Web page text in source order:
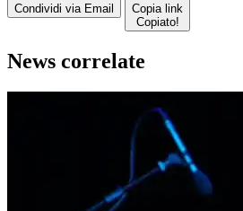
Condividi via Email
Copia link
Copiato!
News correlate